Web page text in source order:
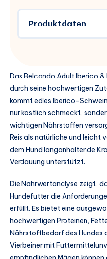
Produktdaten
Das Belcando Adult Iberico
durch seine hochwertigen
kommt edles Iberico-
nur köstlich schmeckt,
wichtigen Nährstoffen
Reis als natürliche und leicht
dem Hund langanhaltende
Verdauung unterstützt.
Die Nährwertanalyse zeigt,
Hundefutter die
erfüllt. Es bietet eine
hochwertigen Proteinen,
Nährstoffbedarf des Hundes
Vierbeiner mit